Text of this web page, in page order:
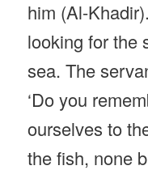
him (Al-
looking for the
sea. The
‘Do you
ourselves to
the fish, none